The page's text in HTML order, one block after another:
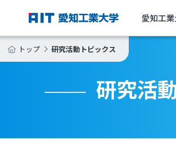
愛知工
トップ 研究活動トピックス
研究活